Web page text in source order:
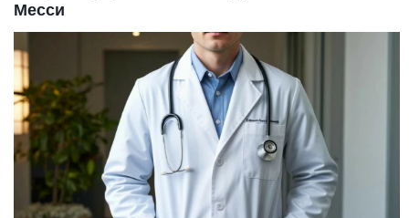
Месси